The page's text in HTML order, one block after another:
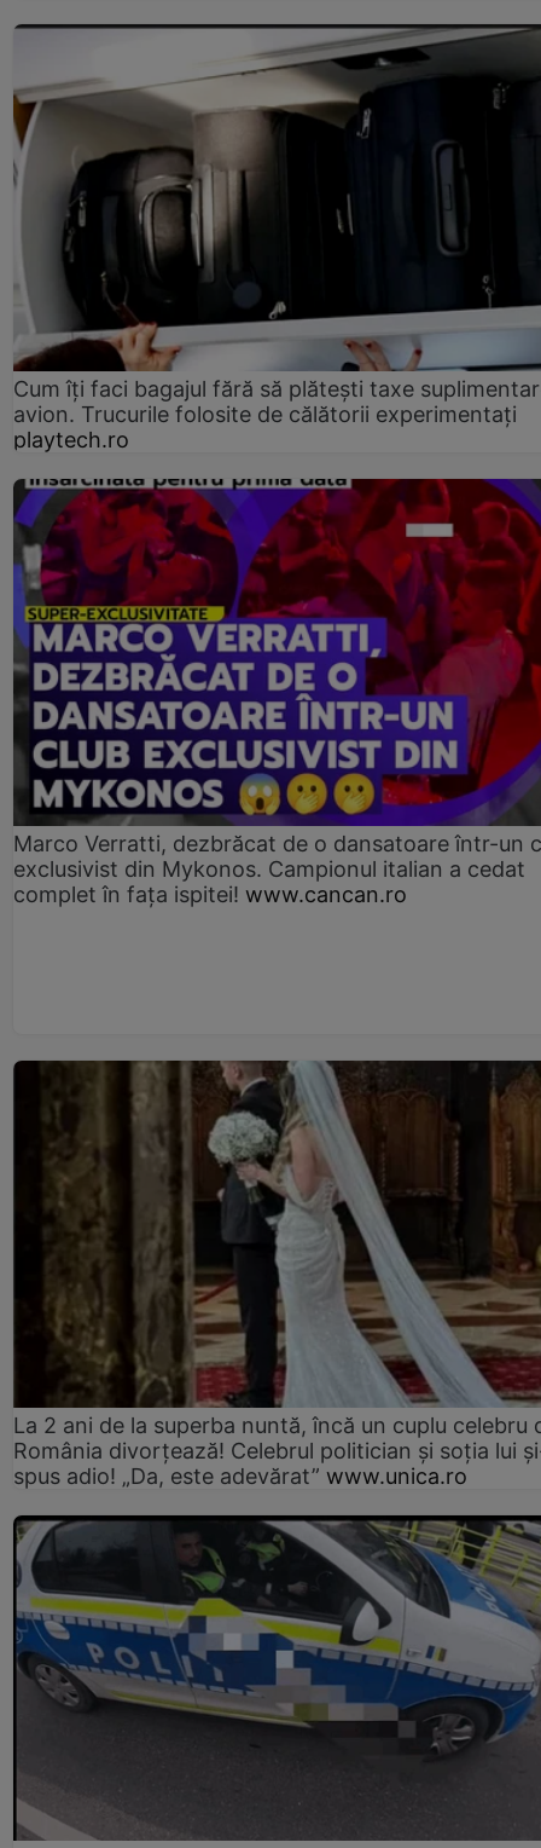
Cum îți faci bagajul fără să plătești taxe
avion. Trucurile folosite de călătorii experimentați
playtech.ro
Marco Verratti, dezbrăcat de o dansatoare într-un
exclusivist din Mykonos. Campionul italian a cedat
complet în fața ispitei! www.cancan.ro
La 2 ani de la superba nuntă, încă un cuplu celebru
România divorțează! Celebrul politician și soția lui
spus adio! „Da, este adevărat” www.unica.ro